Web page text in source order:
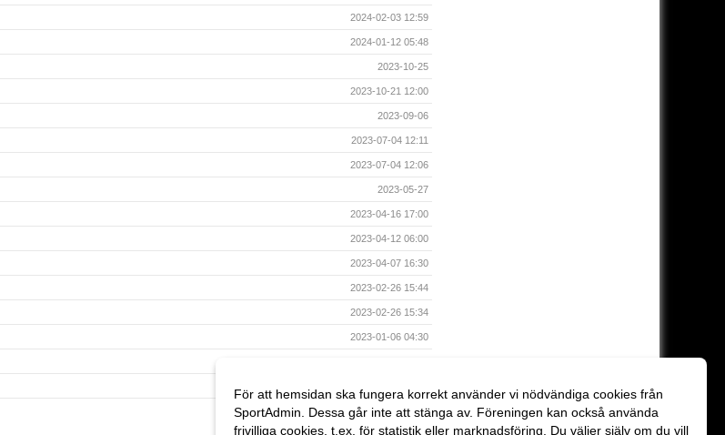
2024-02-03 12:59
2024-01-12 05:48
2023-10-25
2023-10-21 12:00
2023-09-06
2023-07-04 12:11
2023-07-04 12:06
2023-05-27
2023-04-16 17:00
2023-04-12 06:00
2023-04-07 16:30
2023-02-26 15:44
2023-02-26 15:34
2023-01-06 04:30
2022-12-08 10:29
För att hemsidan ska fungera korrekt använder vi nödvändiga cookies från
SportAdmin. Dessa går inte att stänga av. Föreningen kan också använda
frivilliga cookies, t.ex. för statistik eller marknadsföring. Du väljer själv om du vill